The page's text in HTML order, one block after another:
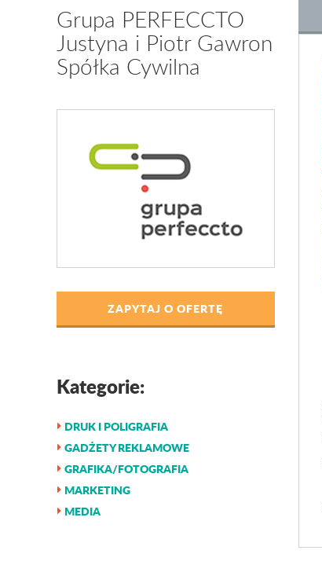
Grupa PERFECCTO
Justyna i Piotr Gawron
Spółka Cywilna
ZAPYTAJ O OFERTĘ
Kategorie:
DRUK I POLIGRAFIA
GADŻETY REKLAMOWE
GRAFIKA/FOTOGRAFIA
MARKETING
MEDIA